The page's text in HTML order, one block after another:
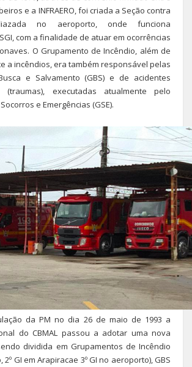
e a INFRAERO, foi criada a Seção contra
no aeroporto, onde funciona
com a finalidade de atuar em ocorrências
O Grupamento de Incêndio, além de
a incêndios, era também responsável pelas
e Salvamento (GBS) e de acidentes
(traumas), executadas atualmente pelo
e Emergências (GSE).
da PM no dia 26 de maio de 1993 a
do CBMAL passou a adotar uma nova
dividida em Grupamentos de Incêndio
2º GI em Arapiracae 3º GI no aeroporto), GBS